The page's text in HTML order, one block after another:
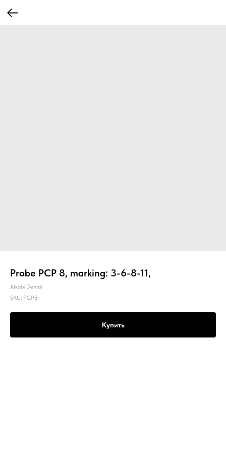
Probe PCP 8, marking: 3-6-8-11,
Jakobi Dental
SKU: PCP8
Купить